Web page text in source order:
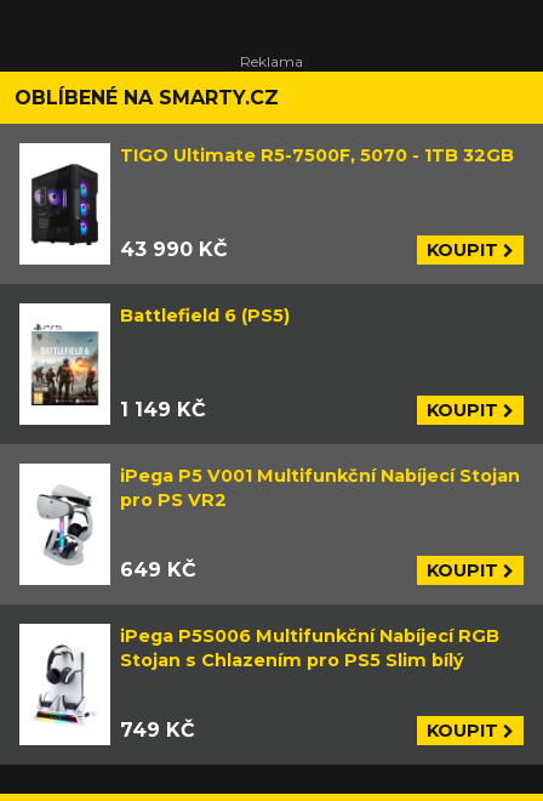
OBLÍBENÉ NA SMARTY.CZ
TIGO Ultimate R5-7500F, 5070 - 1TB 32GB
43 990 KČ KOUPIT
Battlefield 6 (PS5)
1 149 KČ KOUPIT
iPega P5 V001 Multifunkční Nabíjecí Stojan
pro PS VR2
649 KČ KOUPIT
iPega P5S006 Multifunkční Nabíjecí RGB
Stojan s Chlazením pro PS5 Slim bílý
749 KČ KOUPIT